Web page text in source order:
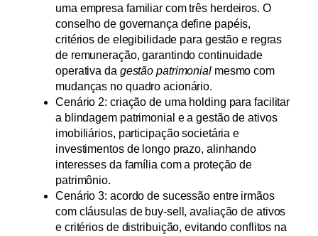
uma empresa familiar com três herdeiros. O
conselho de governança define papéis,
critérios de elegibilidade para gestão e regras
de remuneração, garantindo continuidade
operativa da gestão patrimonialmesmo com
mudanças no quadro acionário.
Cenário 2: criação de uma holding para facilitar
a blindagem patrimonial e a gestão de ativos
imobiliários, participação societária e
investimentos de longo prazo, alinhando
interesses da família com a proteção de
patrimônio.
Cenário 3: acordo de sucessão entre irmãos
com cláusulas de buy-sell, avaliação de ativos
e critérios de distribuição, evitando conflitos na